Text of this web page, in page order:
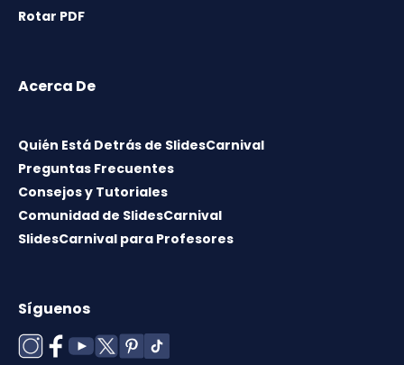
Rotar PDF
Acerca De
Quién Está Detrás de SlidesCarnival
Preguntas Frecuentes
Consejos y Tutoriales
Comunidad de SlidesCarnival
SlidesCarnival para Profesores
Síguenos